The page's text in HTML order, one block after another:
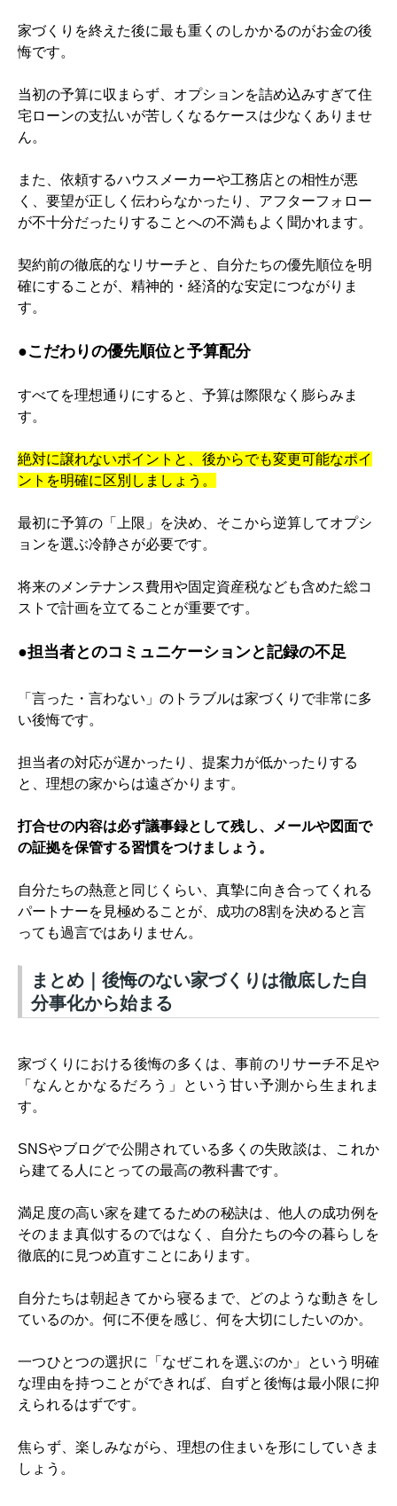
家づくりを終えた後に最も重くのしかかるのがお金の後
悔です。
当初の予算に収まらず、オプションを詰め込みすぎて住
宅ローンの支払いが苦しくなるケースは少なくありませ
ん。
また、依頼するハウスメーカーや工務店との相性が悪
く、要望が正しく伝わらなかったり、アフターフォロー
が不十分だったりすることへの不満もよく聞かれます。
契約前の徹底的なリサーチと、自分たちの優先順位を明
確にすることが、精神的・経済的な安定につながりま
す。
●こだわりの優先順位と予算配分
すべてを理想通りにすると、予算は際限なく膨らみま
す。
絶対に譲れないポイントと、後からでも変更可能なポイ
ントを明確に区別しましょう。
最初に予算の「上限」を決め、そこから逆算してオプシ
ョンを選ぶ冷静さが必要です。
将来のメンテナンス費用や固定資産税なども含めた総コ
ストで計画を立てることが重要です。
●担当者とのコミュニケーションと記録の不足
「言った・言わない」のトラブルは家づくりで非常に多
い後悔です。
担当者の対応が遅かったり、提案力が低かったりする
と、理想の家からは遠ざかります。
打合せの内容は必ず議事録として残し、メールや図面で
の証拠を保管する習慣をつけましょう。
自分たちの熱意と同じくらい、真摯に向き合ってくれる
パートナーを見極めることが、成功の8割を決めると言
っても過言ではありません。
まとめ｜後悔のない家づくりは徹底した自
分事化から始まる
家づくりにおける後悔の多くは、事前のリサーチ不足や
「なんとかなるだろう」という甘い予測から生まれま
す。
SNSやブログで公開されている多くの失敗談は、これか
ら建てる人にとっての最高の教科書です。
満足度の高い家を建てるための秘訣は、 他人の成功例を
そのまま真似するのではなく、自分たちの今の暮らしを
徹底的に見つめ直すこと にあります。
自分たちは朝起きてから寝るまで、どのような動きをし
ているのか。何に不便を感じ、何を大切にしたいのか。
一つひとつの選択に「なぜこれを選ぶのか」という明確
な理由を持つことができれば、自ずと後悔は最小限に抑
えられるはずです。
焦らず、楽しみながら、理想の住まいを形にしていきま
しょう。